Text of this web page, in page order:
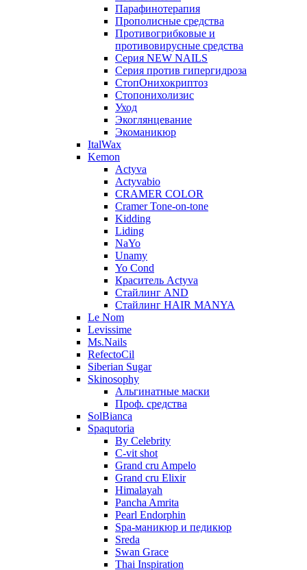
Парафинотерапия
Прополисные средства
Противогрибковые и
противовирусные средства
Серия NEW NAILS
Серия против гипергидроза
СтопОнихокриптоз
Стопонихолизис
Уход
Экоглянцевание
Экоманикюр
ItalWax
Kemon
Actyva
Actyvabio
CRAMER COLOR
Cramer Tone-on-tone
Kidding
Liding
NaYo
Unamy
Yo Cond
Краситель Actyva
Стайлинг AND
Стайлинг HAIR MANYA
Le Nom
Levissime
Ms.Nails
RefectoCil
Siberian Sugar
Skinosophy
Альгинатные маски
Проф. средства
SolBianca
Spaqutoria
By Celebrity
C-vit shot
Grand cru Ampelo
Grand сru Elixir
Himalayah
Pancha Amrita
Pearl Endorphin
Spa-маникюр и педикюр
Sreda
Swan Grace
Thai Inspiration